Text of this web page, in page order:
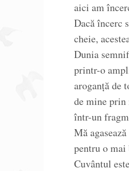
aici am
Dacă încerc
cheie,
Dunia
printr-o
aroganță de
de mine prin
într-un
Mă
pentru o mai
Cuvântul este